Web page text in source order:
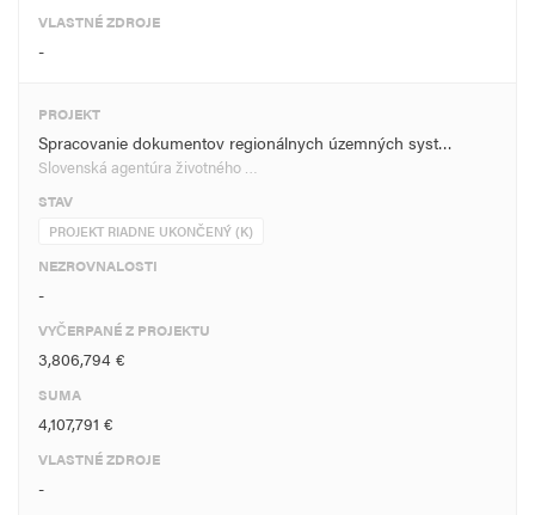
VLASTNÉ ZDROJE
-
PROJEKT
Spracovanie dokumentov regionálnych územných syst…
Slovenská agentúra životného …
STAV
PROJEKT RIADNE UKONČENÝ (K)
NEZROVNALOSTI
-
VYČERPANÉ Z PROJEKTU
3,806,794 €
SUMA
4,107,791 €
VLASTNÉ ZDROJE
-